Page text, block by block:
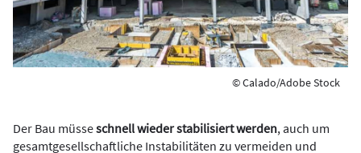
© Calado/Adobe Stock
Der Bau müsseschnell wieder stabilisiert werden, auch um
gesamtgesellschaftliche Instabilitäten zu vermeiden und